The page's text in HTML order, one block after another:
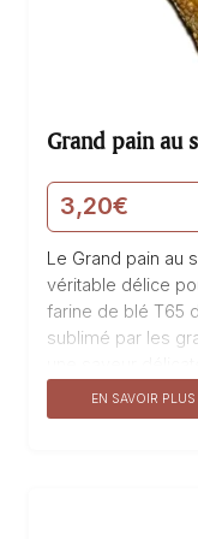
Grand pain au
3,20€
Le Grand pain au
véritable délice
farine de blé T65
sublimé par les
fermentation sur
moelleuse et une
EN SAVOIR